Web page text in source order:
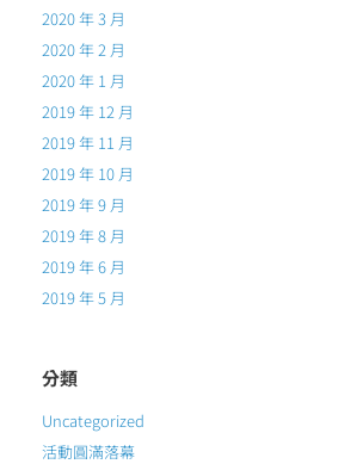
2020 年 3 月
2020 年 2 月
2020 年 1 月
2019 年 12 月
2019 年 11 月
2019 年 10 月
2019 年 9 月
2019 年 8 月
2019 年 6 月
2019 年 5 月
分類
Uncategorized
活動圓滿落幕